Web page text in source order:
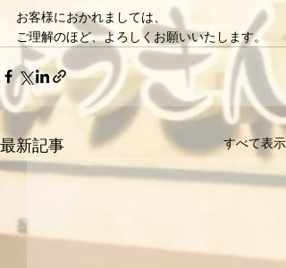
お客様におかれましては、
ご理解のほど、よろしくお願いいたします。
最新記事 すべて表示